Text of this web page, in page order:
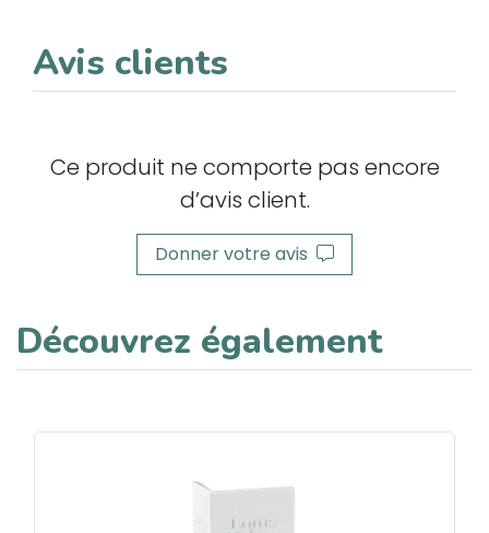
Avis clients
Ce produit ne comporte pas encore
d’avis client.
Donner votre avis
Découvrez également